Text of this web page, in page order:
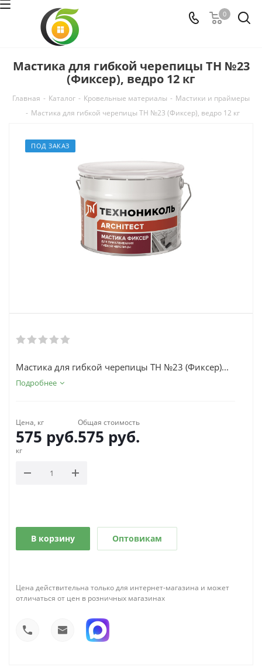
0
Мастика для гибкой черепицы ТН №23
(Фиксер), ведро 12 кг
Главная - Каталог - Кровельные материалы - Мастики и праймеры
- Мастика для гибкой черепицы ТН №23 (Фиксер), ведро 12 кг
ПОД ЗАКАЗ
Мастика для гибкой черепицы ТН №23 (Фиксер)...
Подробнее
Цена, кг
575 руб.
Общая стоимость
575 руб.
кг
В корзину Оптовикам
Цена действительна только для интернет-магазина и может
отличаться от цен в розничных магазинах